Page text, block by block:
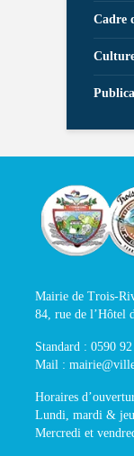
Cadre
Mairie de Trois-
84, rue de l’Hôtel
Standard : 0590
Mail :
Horaires
Lundi, mardi &
Mercredi et